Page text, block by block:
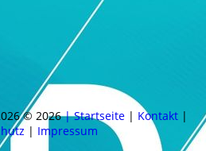
© 2026| Startseite | Kontakt |
| Impressum